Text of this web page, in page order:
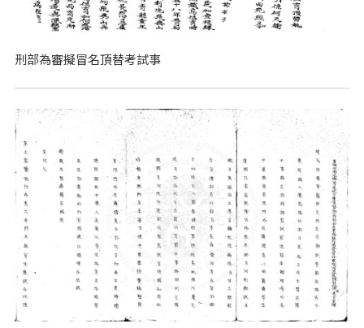
刑部為審擬冒名頂替考試事